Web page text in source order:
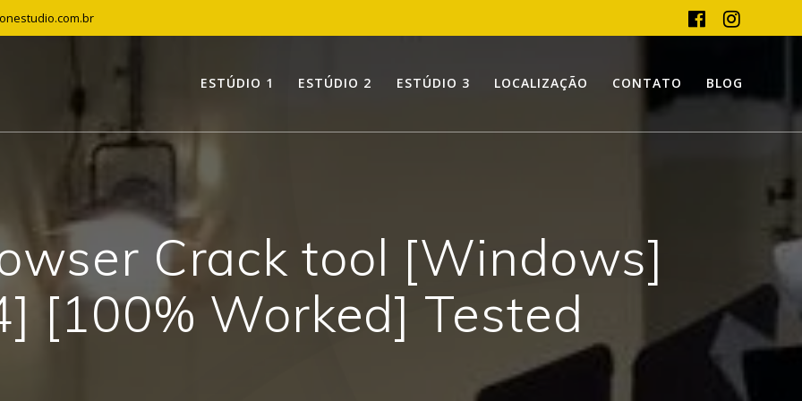
ESTÚDIO 1 ESTÚDIO 2 ESTÚDIO 3 LOCALIZAÇÃO CONTATO BLOG
Crack tool [Windows]
[100% Worked] Tested